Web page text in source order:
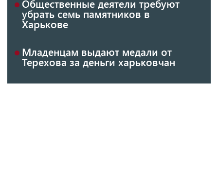
Общественные деятели требуют
убрать семь памятников в
Харькове
Младенцам выдают медали от
Терехова за деньги харьковчан